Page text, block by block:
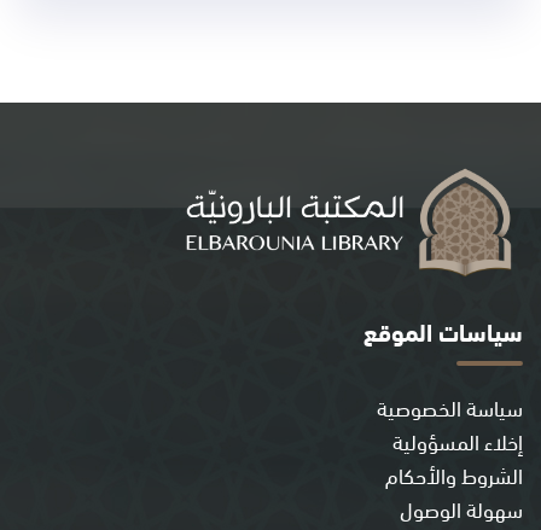
سياسات الموقع
سياسة الخصوصية
إخلاء المسؤولية
الشروط والأحكام
سهولة الوصول